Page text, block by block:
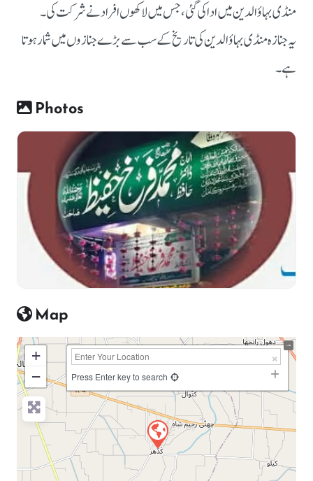
منڈی بہاؤالدین میں ادا کی گئی، جس میں لاکھوں افراد نے شرکت کی۔
یہ جنازہ منڈی بہاؤالدین کی تاریخ کے سب سے بڑے جنازوں میں شمار ہوتا
ہے۔
Photos
Map
+
−
Press Enter key to search